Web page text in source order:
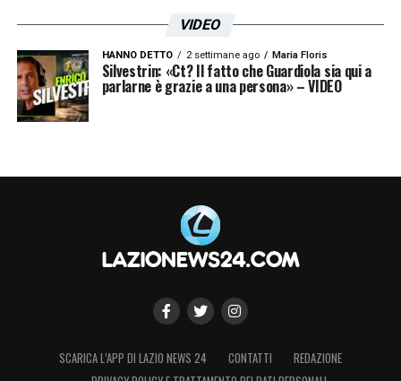
puntano a confermarsi protagoniste anche
contro una delle big del calcio femminile
italiano.
VIDEO
HANNO DETTO 2 settimane ago Maria Floris
Silvestrin: «Ct? Il fatto che Guardiola sia qui a
parlarne è grazie a una persona» – VIDEO
SCARICA L’APP DI LAZIO NEWS 24 CONTATTI
REDAZIONE